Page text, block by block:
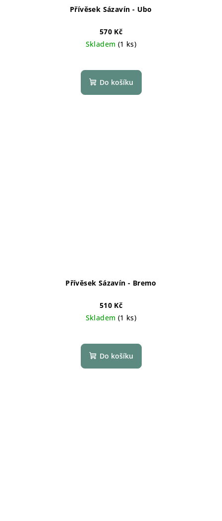
Přívěsek Sázavín - Ubo
570 Kč
Skladem (1 ks)
Do košíku
Přívěsek Sázavín - Bremo
510 Kč
Skladem (1 ks)
Do košíku